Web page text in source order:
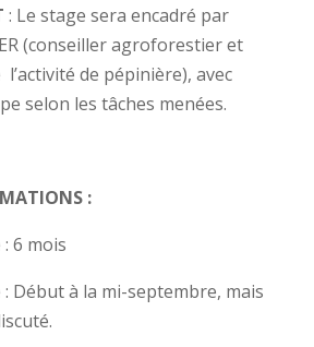
: Le stage sera encadré par
(conseiller agroforestier et
de pépinière), avec
selon les tâches menées.
:
6 mois
Début à la mi-septembre, mais